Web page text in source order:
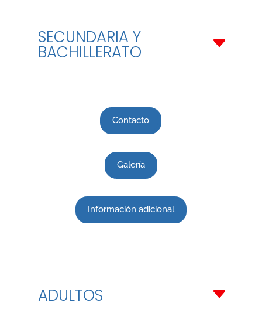
SECUNDARIA Y
BACHILLERATO
Contacto
Galería
Información adicional
ADULTOS